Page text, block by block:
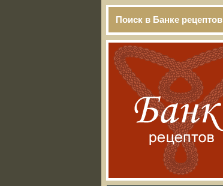
Поиск в Банке рецептов